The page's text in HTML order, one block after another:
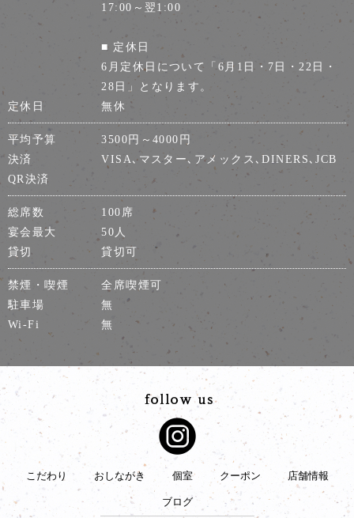
17:00～翌1:00
■ 定休日
6月定休日について「6月1日・7日・22日・
28日」となります。
定休日
無休
平均予算
3500円～4000円
決済
VISA､マスター､アメックス､DINERS､JCB
QR決済
総席数
100席
宴会最大
50人
貸切
貸切可
禁煙・喫煙
全席喫煙可
駐車場
無
Wi-Fi
無
こだわり おしながき 個室 クーポン 店舗情報
ブログ